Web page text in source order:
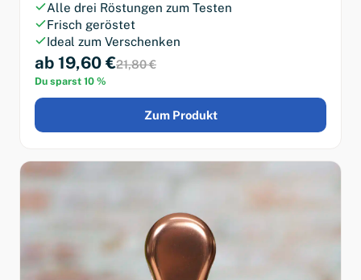
Alle drei Röstungen zum Testen
Frisch geröstet
Ideal zum Verschenken
ab 19,60 €21,80 €
Du sparst 10 %
Zum Produkt